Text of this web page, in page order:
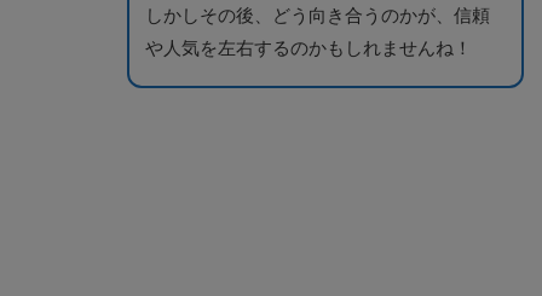
しかしその後、どう向き合うのかが、信頼
や人気を左右するのかもしれませんね！